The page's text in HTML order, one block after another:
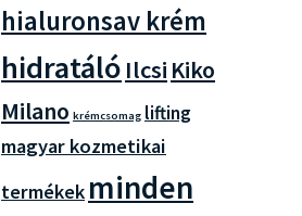
hialuronsav krém
hidratáló Ilcsi Kiko
Milano krémcsomag lifting
magyar kozmetikai
termékek minden